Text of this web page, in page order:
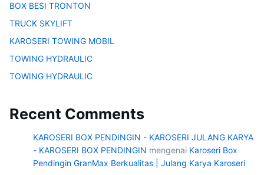
BOX BESI TRONTON
TRUCK SKYLIFT
KAROSERI TOWING MOBIL
TOWING HYDRAULIC
TOWING HYDRAULIC
Recent Comments
KAROSERI BOX PENDINGIN - KAROSERI JULANG KARYA
- KAROSERI BOX PENDINGIN mengenai Karoseri Box
Pendingin GranMax Berkualitas | Julang Karya Karoseri